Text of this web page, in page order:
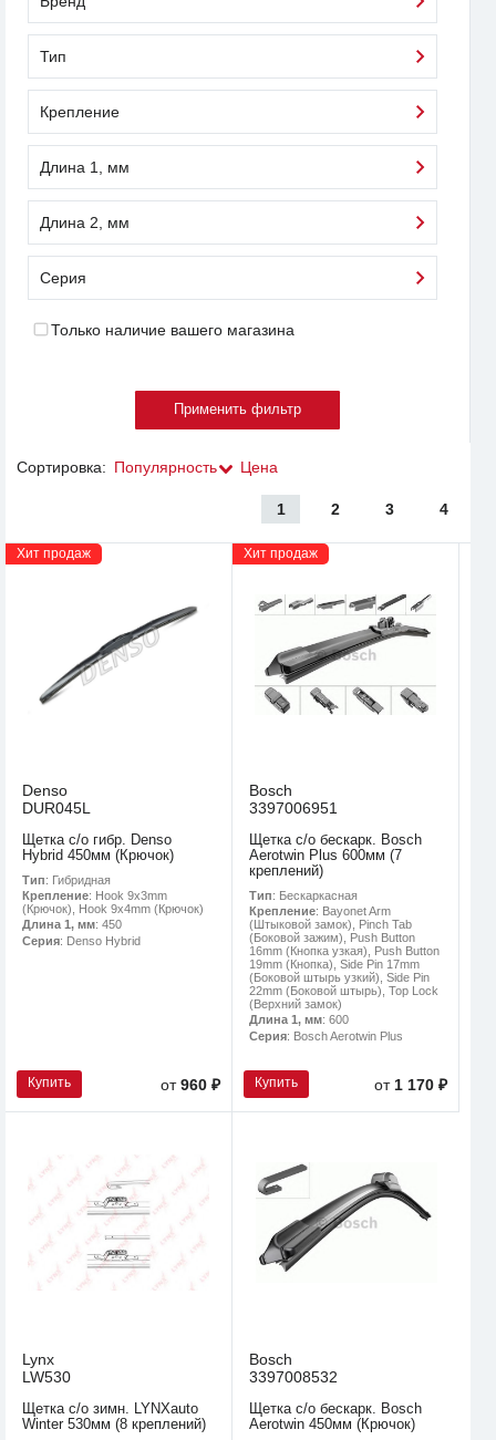
Тип
Крепление
Длина 1, мм
Длина 2, мм
Серия
Только наличие вашего магазина
Сортировка: Популярность Цена
1 2 3 4
Хит продаж
Denso
DUR045L
Щетка с/о гибр. Denso
Hybrid 450мм (Крючок)
Тип: Гибридная
Крепление: Hook 9x3mm
(Крючок), Hook 9x4mm (Крючок)
Длина 1, мм: 450
Серия: Denso Hybrid
Купить от960 ₽
Хит продаж
Bosch
3397006951
Щетка с/о бескарк. Bosch
Aerotwin Plus 600мм (7
креплений)
Тип: Бескаркасная
Крепление: Bayonet Arm
(Штыковой замок), Pinch Tab
(Боковой зажим), Push Button
16mm (Кнопка узкая), Push Button
19mm (Кнопка), Side Pin 17mm
(Боковой штырь узкий), Side Pin
22mm (Боковой штырь), Top Lock
(Верхний замок)
Длина 1, мм: 600
Серия: Bosch Aerotwin Plus
Купить от 1 170 ₽
Lynx
LW530
Щетка с/о зимн. LYNXauto
Winter 530мм (8 креплений)
Bosch
3397008532
Щетка с/о бескарк. Bosch
Aerotwin 450мм (Крючок)